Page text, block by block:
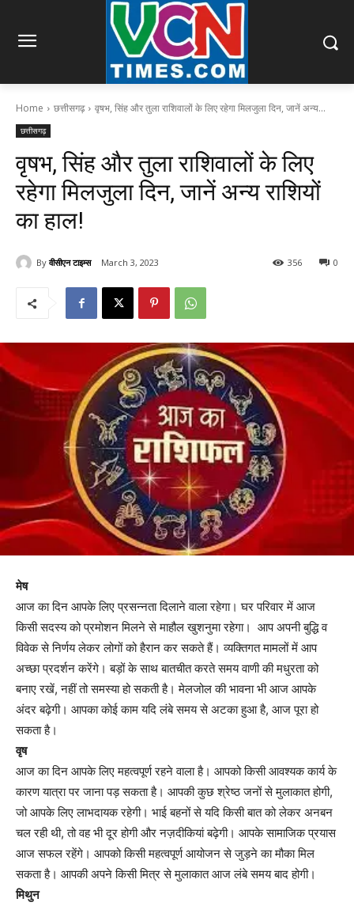
Home छत्तीसगढ़ वृषभ, सिंह और तुला राशिवालों के लिए रहेगा मिलजुला दिन, जानें अन्य...
छत्तीसगढ़
वृषभ, सिंह और तुला राशिवालों के लिए
रहेगा मिलजुला दिन, जानें अन्य राशियों
का हाल!
By वीसीएन टाइम्स March 3, 2023 0
356
मेष
आज का दिन आपके लिए प्रसन्नता दिलाने वाला रहेगा। घर परिवार में आज
किसी सदस्य को प्रमोशन मिलने से माहौल खुशनुमा रहेगा। आप अपनी बुद्धि व
विवेक से निर्णय लेकर लोगों को हैरान कर सकते हैं। व्यक्तिगत मामलों में आप
अच्छा प्रदर्शन करेंगे। बड़ों के साथ बातचीत करते समय वाणी की मधुरता को
बनाए रखें, नहीं तो समस्या हो सकती है। मेलजोल की भावना भी आज आपके
अंदर बढ़ेगी। आपका कोई काम यदि लंबे समय से अटका हुआ है, आज पूरा हो
सकता है।
वृष
आज का दिन आपके लिए महत्वपूर्ण रहने वाला है। आपको किसी आवश्यक कार्य के
कारण यात्रा पर जाना पड़ सकता है। आपकी कुछ श्रेष्ठ जनों से मुलाकात होगी,
जो आपके लिए लाभदायक रहेगी। भाई बहनों से यदि किसी बात को लेकर अनबन
चल रही थी, तो वह भी दूर होगी और नज़दीकियां बढ़ेगी। आपके सामाजिक प्रयास
आज सफल रहेंगे। आपको किसी महत्वपूर्ण आयोजन से जुड़ने का मौका मिल
सकता है। आपकी अपने किसी मित्र से मुलाकात आज लंबे समय बाद होगी।
मिथुन